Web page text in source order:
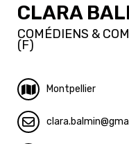
CLARA
COMÉDIENS &
(F)
Montpellier
clara.balmin